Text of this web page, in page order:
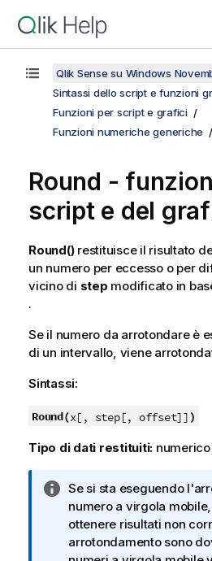
Qlik Sense su Windows
Sintassi dello script e funzioni
Funzioni per script e grafici
Funzioni numeriche generiche
Round -
script e del
Round()restituisce il risultato
un numero per eccesso o per
vicino di step modificato in
.
Se il numero da arrotondare è
di un intervallo, viene
Sintassi:
Round(x[, step[, offset]] )
Tipo di dati restituiti: numerico
N
o
t
a
Se si sta eseguendo
numero a virgola
ottenere risultati non
arrotondamento sono